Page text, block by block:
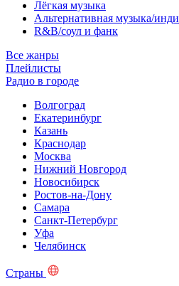
Лёгкая музыка
Альтернативная музыка/инди
R&B/cоул и фанк
Все жанры
Плейлисты
Радио в городе
Волгоград
Екатеринбург
Казань
Краснодар
Москва
Нижний Новгород
Новосибирск
Ростов-на-Дону
Самара
Санкт-Петербург
Уфа
Челябинск
Страны